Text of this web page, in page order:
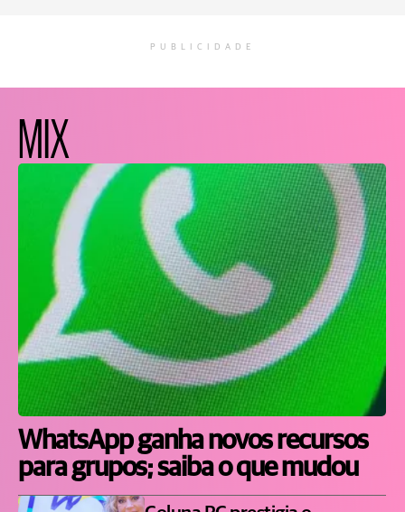
PUBLICIDADE
MIX
WhatsApp ganha novos recursos
para grupos; saiba o que mudou